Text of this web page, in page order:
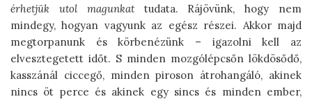
érhetjük utol magunkattudata. Rájövünk, hogy nem
mindegy, hogyan vagyunk az egész részei. Akkor majd
megtorpanunk és körbenézünk – igazolni kell az
elvesztegetett időt. S minden mozgólépcsőn lökdösődő,
kasszánál ciccegő, minden piroson átrohangáló, akinek
nincs öt perce és akinek egy sincs és minden ember,